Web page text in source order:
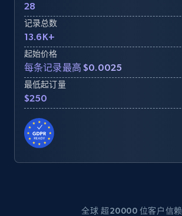
28
记录总数
13.6K+
起始价格
每条记录最高 $0.0025
最低起订量
$250
全球 超20000 位客户信赖